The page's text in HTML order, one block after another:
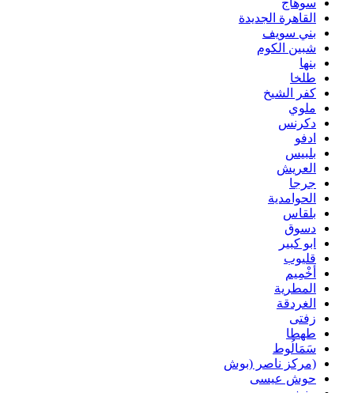
القاهرة الجديدة
بني سويف
شبين الكوم
بنها
طلخا
كفر الشيخ
ملوي
دكرنس
ادفو
بلبيس
العريش
جرجا
الحوامدية
بلقاس
دسوق
ابو كبير
قليوب
أخْمِيم
المطرية
الغردقة
زفتى
طهطا
سَمَالُوط
(مركز ناصر (بوش
حوش عيسى